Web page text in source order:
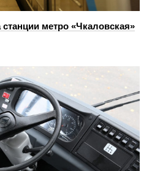
метро «Чкаловская»